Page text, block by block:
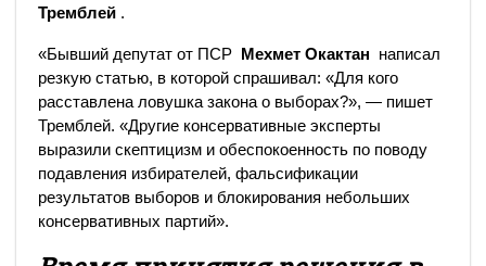
Тремблей .
«Бывший депутат от ПСР Мехмет Окактан написал
резкую статью, в которой спрашивал: «Для кого
расставлена ​​ловушка закона о выборах?», — пишет
Тремблей. «Другие консервативные эксперты
выразили скептицизм и обеспокоенность по поводу
подавления избирателей, фальсификации
результатов выборов и блокирования небольших
консервативных партий».